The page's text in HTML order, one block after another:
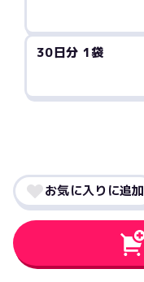
30日分 1袋
お気に入りに追加